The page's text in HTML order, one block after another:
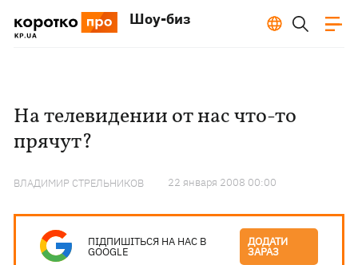
Шоу-биз
На телевидении от нас что-то
прячут?
ВЛАДИМИР СТРЕЛЬНИКОВ 22 января 2008 00:00
ПІДПИШІТЬСЯ НА НАС В
GOOGLE
ДОДАТИ
ЗАРАЗ